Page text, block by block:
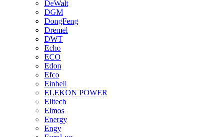
DeWalt
DGM
DongFeng
Dremel
DWT
Echo
ECO
Edon
Efco
Einhell
ELEKON POWER
Elitech
Elmos
Energy
Engy